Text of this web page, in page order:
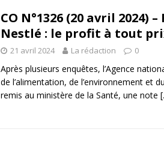
CO N°1326 (20 avril 2024) –
Nestlé : le profit à tout
21 avril 2024 La rédaction 0
Après plusieurs enquêtes, l’Agence
de l’alimentation, de l’environnement et
remis au ministère de la Santé, une note